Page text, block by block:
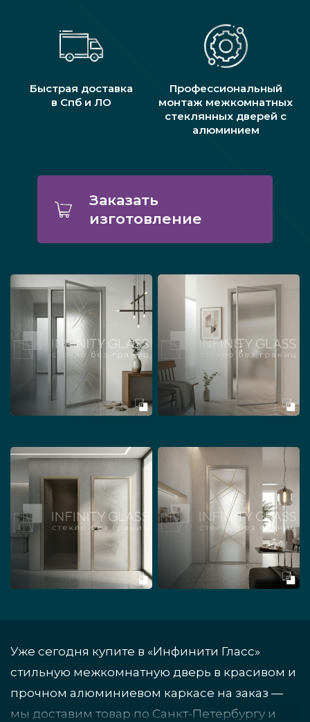
Быстрая доставка
в Спб и ЛО
Профессиональный
монтаж межкомнатных
стеклянных дверей с
алюминием
Заказать
изготовление
Уже сегодня купите в «Инфинити Гласс»
стильную межкомнатную дверь в красивом и
прочном алюминиевом каркасе на заказ —
мы доставим товар по Санкт-Петербургу и